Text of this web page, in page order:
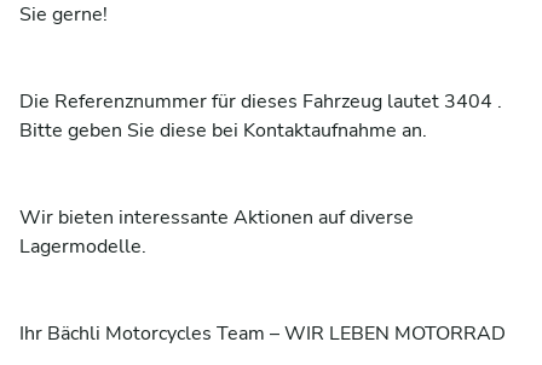
Sie gerne!
Die Referenznummer für dieses Fahrzeug lautet 3404 .
Bitte geben Sie diese bei Kontaktaufnahme an.
Wir bieten interessante Aktionen auf diverse
Lagermodelle.
Ihr Bächli Motorcycles Team – WIR LEBEN MOTORRAD